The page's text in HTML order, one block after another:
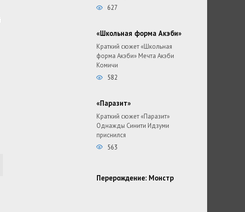
627
«Школьная форма Акэби»
Краткий сюжет «Школьная
форма Акэби» Мечта Акэби
Комичи
582
«Паразит»
Краткий сюжет «Паразит»
Однажды Синити Идзуми
приснился
563
Перерождение: Монстр